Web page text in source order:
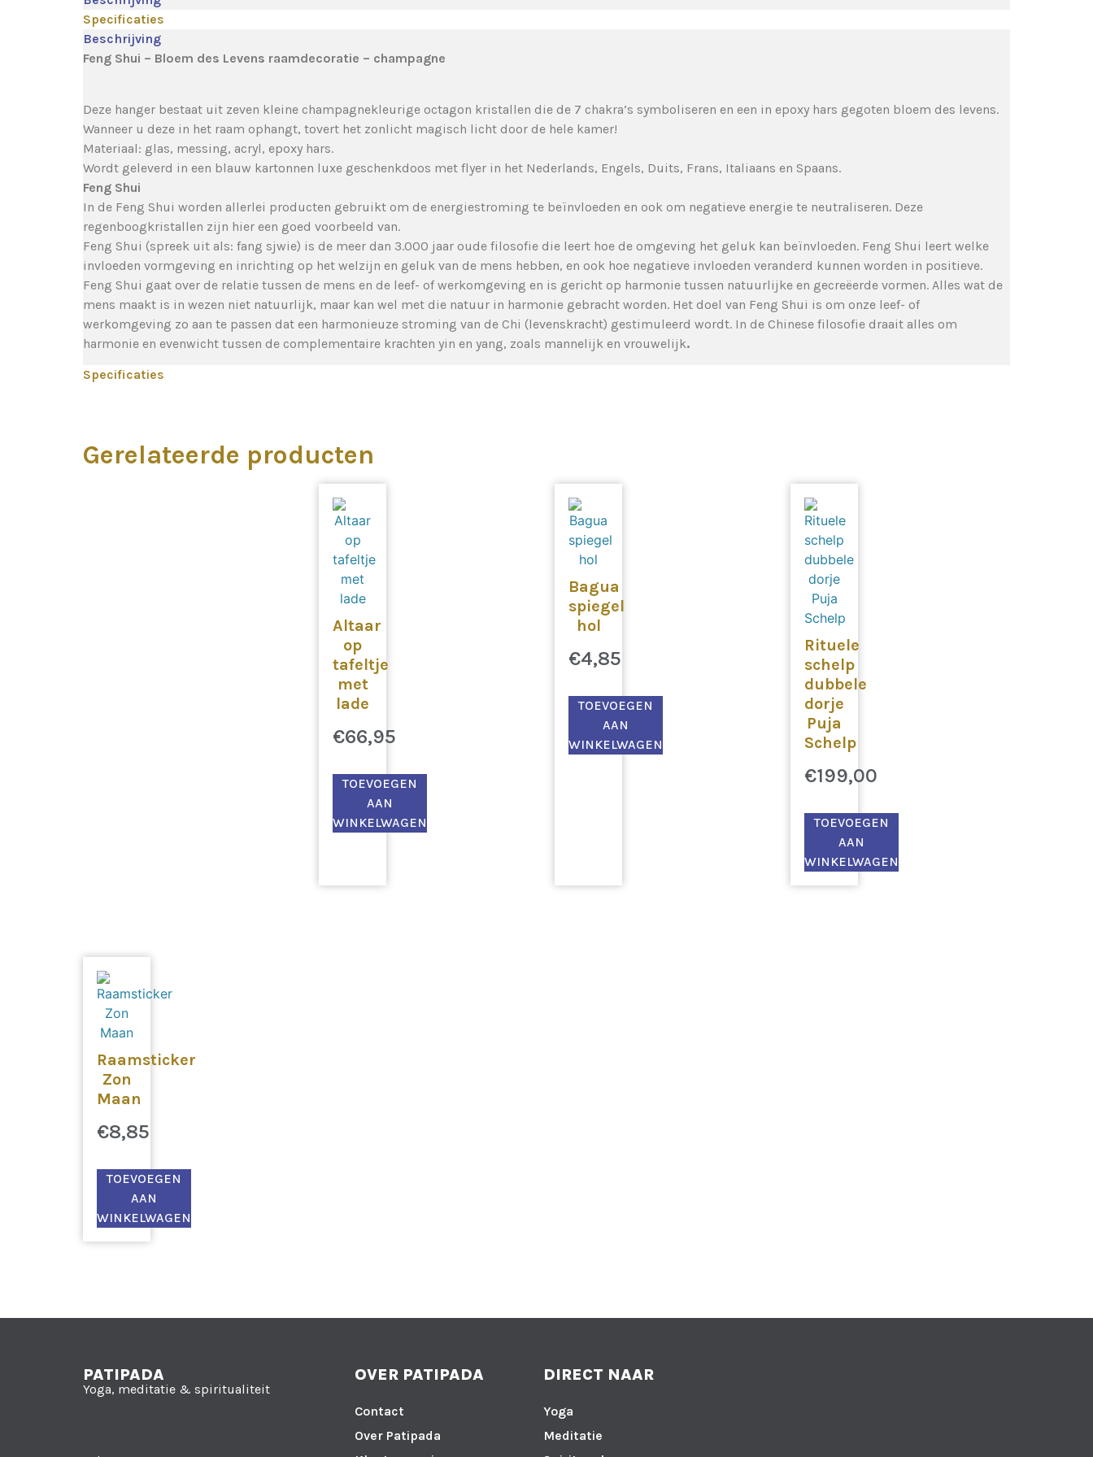
Specificaties
Beschrijving
Feng Shui – Bloem des Levens raamdecoratie – champagne
Deze hanger bestaat uit zeven kleine champagnekleurige octagon kristallen die de 7 chakra’s symboliseren en een in epoxy hars gegoten bloem des levens.
Wanneer u deze in het raam ophangt, tovert het zonlicht magisch licht door de hele kamer!
Materiaal: glas, messing, acryl, epoxy hars.
Wordt geleverd in een blauw kartonnen luxe geschenkdoos met flyer in het Nederlands, Engels, Duits, Frans, Italiaans en Spaans.
Feng Shui
In de Feng Shui worden allerlei producten gebruikt om de energiestroming te beïnvloeden en ook om negatieve energie te neutraliseren. Deze
regenboogkristallen zijn hier een goed voorbeeld van.
Feng Shui (spreek uit als: fang sjwie) is de meer dan 3.000 jaar oude filosofie die leert hoe de omgeving het geluk kan beïnvloeden. Feng Shui leert welke
invloeden vormgeving en inrichting op het welzijn en geluk van de mens hebben, en ook hoe negatieve invloeden veranderd kunnen worden in positieve.
Feng Shui gaat over de relatie tussen de mens en de leef- of werkomgeving en is gericht op harmonie tussen natuurlijke en gecreëerde vormen. Alles wat de
mens maakt is in wezen niet natuurlijk, maar kan wel met die natuur in harmonie gebracht worden. Het doel van Feng Shui is om onze leef- of
werkomgeving zo aan te passen dat een harmonieuze stroming van de Chi (levenskracht) gestimuleerd wordt. In de Chinese filosofie draait alles om
harmonie en evenwicht tussen de complementaire krachten yin en yang, zoals mannelijk en vrouwelijk.
Specificaties
Gerelateerde producten
Altaar
op
tafeltje
met
lade
€66,95
TOEVOEGEN
AAN
WINKELWAGEN
Bagua
spiegel
hol
€4,85
TOEVOEGEN
AAN
WINKELWAGEN
Rituele
schelp
dubbele
dorje
Puja
Schelp
€199,00
TOEVOEGEN
AAN
WINKELWAGEN
Raamsticker
Zon
Maan
€8,85
TOEVOEGEN
AAN
WINKELWAGEN
PATIPADA
Yoga, meditatie & spiritualiteit
OVER PATIPADA
Contact
Over Patipada
DIRECT NAAR
Yoga
Meditatie